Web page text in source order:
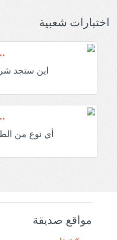
اختبارات شعبية
اين ستجد
أي نوع من
مواقع صديقة